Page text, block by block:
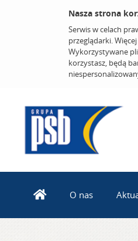
Nasza strona
Serwis w celach
przeglądarki.
Wykorzystywane
korzystasz, będą
O nas